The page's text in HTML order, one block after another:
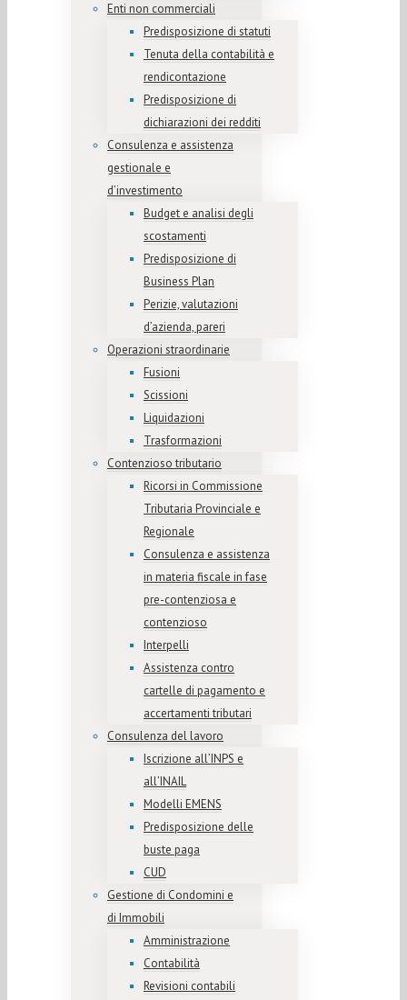
Enti non commerciali
Predisposizione di statuti
Tenuta della contabilità e
rendicontazione
Predisposizione di
dichiarazioni dei redditi
Consulenza e assistenza
gestionale e
d’investimento
Budget e analisi degli
scostamenti
Predisposizione di
Business Plan
Perizie, valutazioni
d’azienda, pareri
Operazioni straordinarie
Fusioni
Scissioni
Liquidazioni
Trasformazioni
Contenzioso tributario
Ricorsi in Commissione
Tributaria Provinciale e
Regionale
Consulenza e assistenza
in materia fiscale in fase
pre-contenziosa e
contenzioso
Interpelli
Assistenza contro
cartelle di pagamento e
accertamenti tributari
Consulenza del lavoro
Iscrizione all’INPS e
all’INAIL
Modelli EMENS
Predisposizione delle
buste paga
CUD
Gestione di Condomini e
di Immobili
Amministrazione
Contabilità
Revisioni contabili